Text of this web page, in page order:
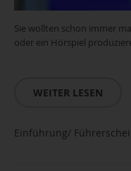
Sie wollten schon immer
oder ein Hörspiel
WEITER LESEN
Einführung/